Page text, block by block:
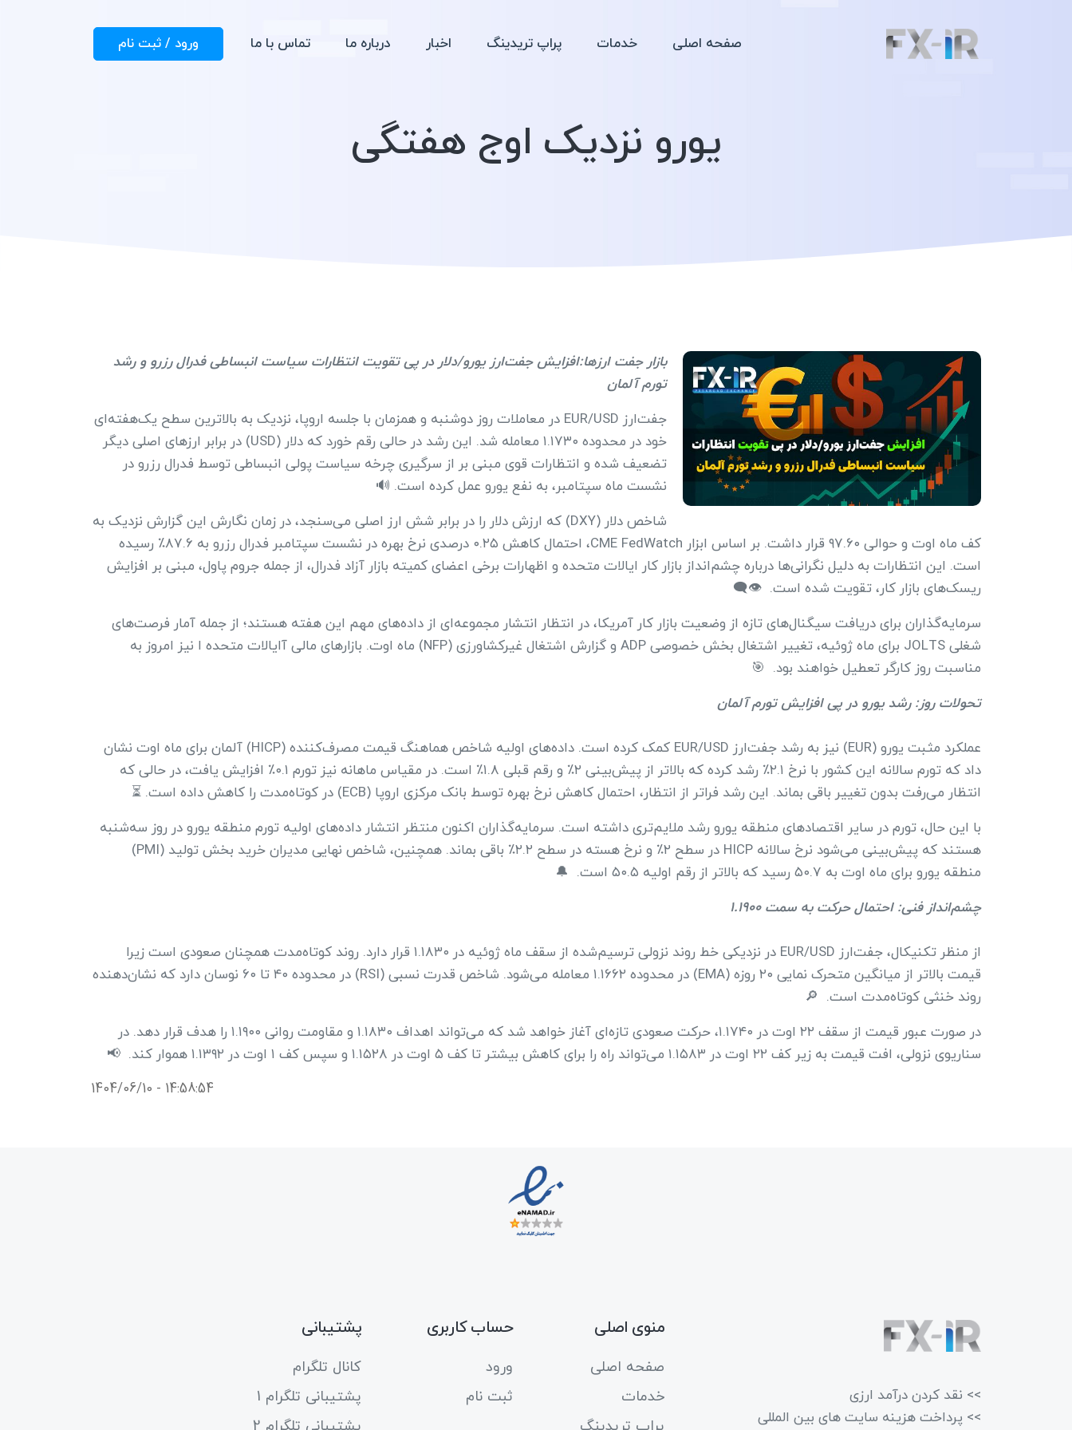
صفحه اصلی خدمات پراپ تریدینگ اخبار درباره ما تماس با ما ورود / ثبت نام
یورو نزدیک اوج هفتگی
بازار جفت ارزها:افزایش جفت‌ارز یورو/دلار در پی تقویت انتظارات سیاست انبساطی فدرال رزرو و رشد
تورم آلمان
جفت‌ارز EUR/USD در معاملات روز دوشنبه و همزمان با جلسه اروپا، نزدیک به بالاترین سطح یک‌هفته‌ای
خود در محدوده ۱.۱۷۳۰ معامله شد. این رشد در حالی رقم خورد که دلار (USD) در برابر ارزهای اصلی دیگر
تضعیف شده و انتظارات قوی مبنی بر از سرگیری چرخه سیاست پولی انبساطی توسط فدرال رزرو در
نشست ماه سپتامبر، به نفع یورو عمل کرده است. 🔊
شاخص دلار (DXY) که ارزش دلار را در برابر شش ارز اصلی می‌سنجد، در زمان نگارش این گزارش نزدیک به
کف ماه اوت و حوالی ۹۷.۶۰ قرار داشت. بر اساس ابزار CME FedWatch، احتمال کاهش ۰.۲۵ درصدی نرخ بهره در نشست سپتامبر فدرال رزرو به ۸۷.۶٪ رسیده
است. این انتظارات به دلیل نگرانی‌ها درباره چشم‌انداز بازار کار ایالات متحده و اظهارات برخی اعضای کمیته بازار آزاد فدرال، از جمله جروم پاول، مبنی بر افزایش
ریسک‌های بازار کار، تقویت شده است. 👁‍🗨
سرمایه‌گذاران برای دریافت سیگنال‌های تازه از وضعیت بازار کار آمریکا، در انتظار انتشار مجموعه‌ای از داده‌های مهم این هفته هستند؛ از جمله آمار فرصت‌های
شغلی JOLTS برای ماه ژوئیه، تغییر اشتغال بخش خصوصی ADP و گزارش اشتغال غیرکشاورزی (NFP) ماه اوت. بازارهای مالی آایالات متحده ا نیز امروز به
مناسبت روز کارگر تعطیل خواهند بود. 🎯
تحولات روز: رشد یورو در پی افزایش تورم آلمان
عملکرد مثبت یورو (EUR) نیز به رشد جفت‌ارز EUR/USD کمک کرده است. داده‌های اولیه شاخص هماهنگ قیمت مصرف‌کننده (HICP) آلمان برای ماه اوت نشان
داد که تورم سالانه این کشور با نرخ ۲.۱٪ رشد کرده که بالاتر از پیش‌بینی ۲٪ و رقم قبلی ۱.۸٪ است. در مقیاس ماهانه نیز تورم ۰.۱٪ افزایش یافت، در حالی که
انتظار می‌رفت بدون تغییر باقی بماند. این رشد فراتر از انتظار، احتمال کاهش نرخ بهره توسط بانک مرکزی اروپا (ECB) در کوتاه‌مدت را کاهش داده است. ⏳
با این حال، تورم در سایر اقتصادهای منطقه یورو رشد ملایم‌تری داشته است. سرمایه‌گذاران اکنون منتظر انتشار داده‌های اولیه تورم منطقه یورو در روز سه‌شنبه
هستند که پیش‌بینی می‌شود نرخ سالانه HICP در سطح ۲٪ و نرخ هسته در سطح ۲.۲٪ باقی بماند. همچنین، شاخص نهایی مدیران خرید بخش تولید (PMI)
منطقه یورو برای ماه اوت به ۵۰.۷ رسید که بالاتر از رقم اولیه ۵۰.۵ است. 🔔
چشم‌انداز فنی: احتمال حرکت به سمت ۱.۱۹۰۰
از منظر تکنیکال، جفت‌ارز EUR/USD در نزدیکی خط روند نزولی ترسیم‌شده از سقف ماه ژوئیه در ۱.۱۸۳۰ قرار دارد. روند کوتاه‌مدت همچنان صعودی است زیرا
قیمت بالاتر از میانگین متحرک نمایی ۲۰ روزه (EMA) در محدوده ۱.۱۶۶۲ معامله می‌شود. شاخص قدرت نسبی (RSI) در محدوده ۴۰ تا ۶۰ نوسان دارد که نشان‌دهنده
روند خنثی کوتاه‌مدت است. 🔎
در صورت عبور قیمت از سقف ۲۲ اوت در ۱.۱۷۴۰، حرکت صعودی تازه‌ای آغاز خواهد شد که می‌تواند اهداف ۱.۱۸۳۰ و مقاومت روانی ۱.۱۹۰۰ را هدف قرار دهد. در
سناریوی نزولی، افت قیمت به زیر کف ۲۲ اوت در ۱.۱۵۸۳ می‌تواند راه را برای کاهش بیشتر تا کف ۵ اوت در ۱.۱۵۲۸ و سپس کف ۱ اوت در ۱.۱۳۹۲ هموار کند. 📢
1404/06/10 - 14:58:54
>> نقد کردن درآمد ارزی
>> پرداخت هزینه سایت های بین المللی
منوی اصلی
صفحه اصلی
خدمات
حساب کاربری
ورود
ثبت نام
پشتیبانی
کانال تلگرام
پشتیبانی تلگرام 1